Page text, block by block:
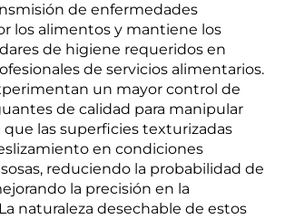
de enfermedades
los alimentos y mantiene los
de higiene requeridos en
de servicios alimentarios.
un mayor control de
de calidad para manipular
que las superficies texturizadas
en condiciones
reduciendo la probabilidad de
la precisión en la
naturaleza desechable de estos